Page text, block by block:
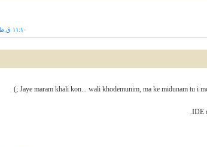
۱۱:۱۰ ق.ظ.
Jaye maram khali kon... wali khodemunim, ma ke midunam tu i
IDE